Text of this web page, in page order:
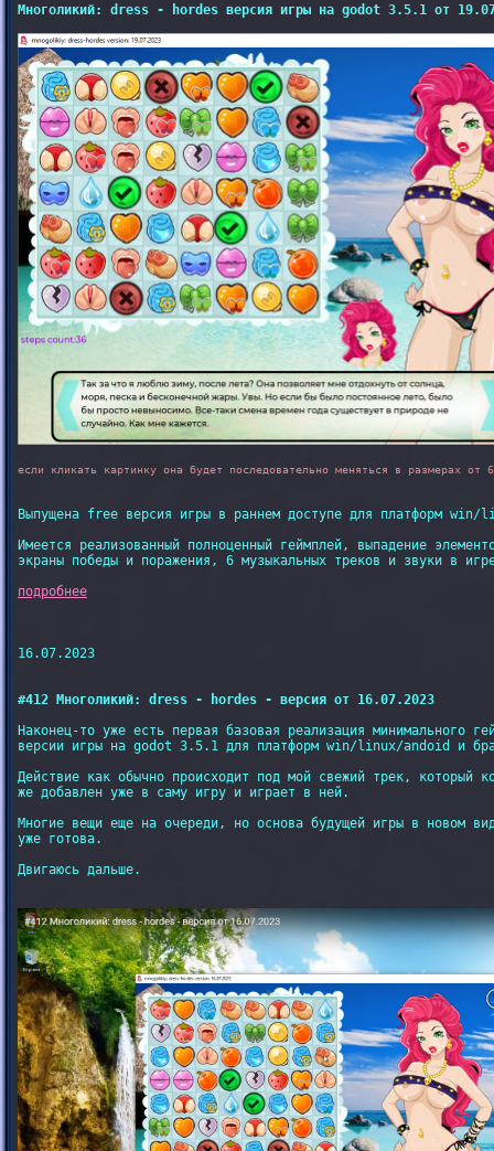
Многоликий: dress - hordes версия игры на godot 3.5.1 от
если кликать картинку она будет последовательно меняться в размерах от
Выпущена free версия игры в раннем доступе для платформ
Имеется реализованный полноценный геймплей, выпадение
экраны победы и поражения, 6 музыкальных треков и звуки в
подробнее
16.07.2023
#412 Многоликий: dress - hordes - версия от 16.07.2023
Наконец-то уже есть первая базовая реализация минимального
версии игры на godot 3.5.1 для платформ win/linux/andoid и
Действие как обычно происходит под мой свежий трек, который
же добавлен уже в саму игру и играет в ней.
Многие вещи еще на очереди, но основа будущей игры в новом
уже готова.
Двигаюсь дальше.